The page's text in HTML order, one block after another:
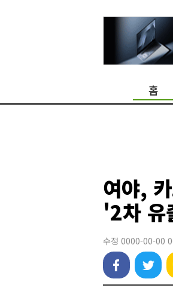
홈
여야,
'2차 유
수정 0000-00-00